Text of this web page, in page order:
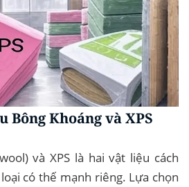
Bông Khoáng và XPS
và XPS là hai vật liệu cách
có thế mạnh riêng. Lựa chọn